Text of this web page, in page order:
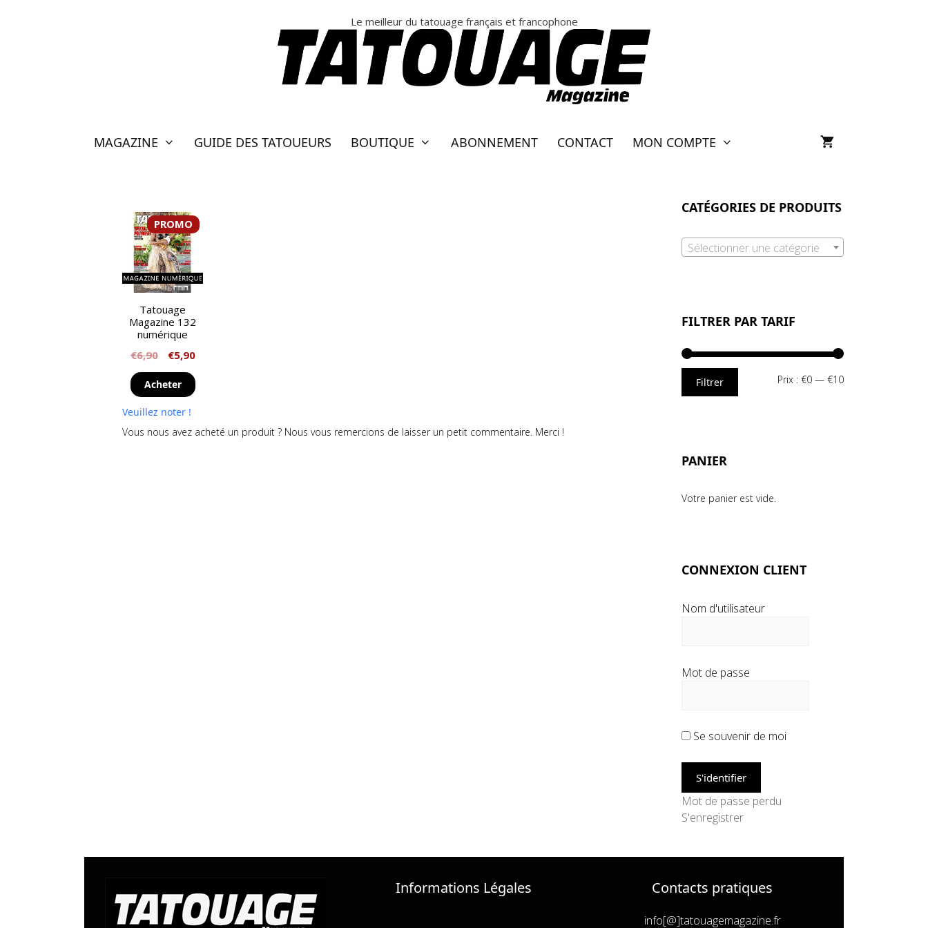
Le meilleur du tatouage français et francophone
MAGAZINE GUIDE DES TATOUEURS BOUTIQUE ABONNEMENT CONTACT MON COMPTE
PROMO
Tatouage
Magazine 132
numérique
€6,90 €5,90
Acheter
Veuillez noter !
Vous nous avez acheté un produit ? Nous vous remercions de laisser un petit commentaire. Merci !
CATÉGORIES DE PRODUITS
Sélectionner une catégorie
FILTRER PAR TARIF
Prix
Prix
Filtrer Prix : €0 — €10
PANIER
Votre panier est vide.
CONNEXION CLIENT
Nom d'utilisateur
Mot de passe
Se souvenir de moi
Mot de passe perdu
S'enregistrer
Informations Légales Contacts pratiques
info[@]tatouagemagazine.fr